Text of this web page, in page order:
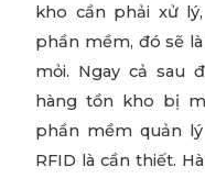
kho cần phải xử
phần mềm, đó sẽ
mỏi. Ngay cả sau
hàng tồn kho bị
phần mềm quản
RFID là cần thiết.